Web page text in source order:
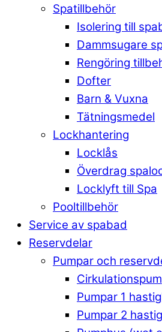
Spatillbehör
Isolering till
Dammsugare
Rengöring
Dofter
Barn & Vuxna
Tätningsmedel
Lockhantering
Locklås
Överdrag
Locklyft till Spa
Pooltillbehör
Service av spabad
Reservdelar
Pumpar och
Pumpar 1
Pumpar 2